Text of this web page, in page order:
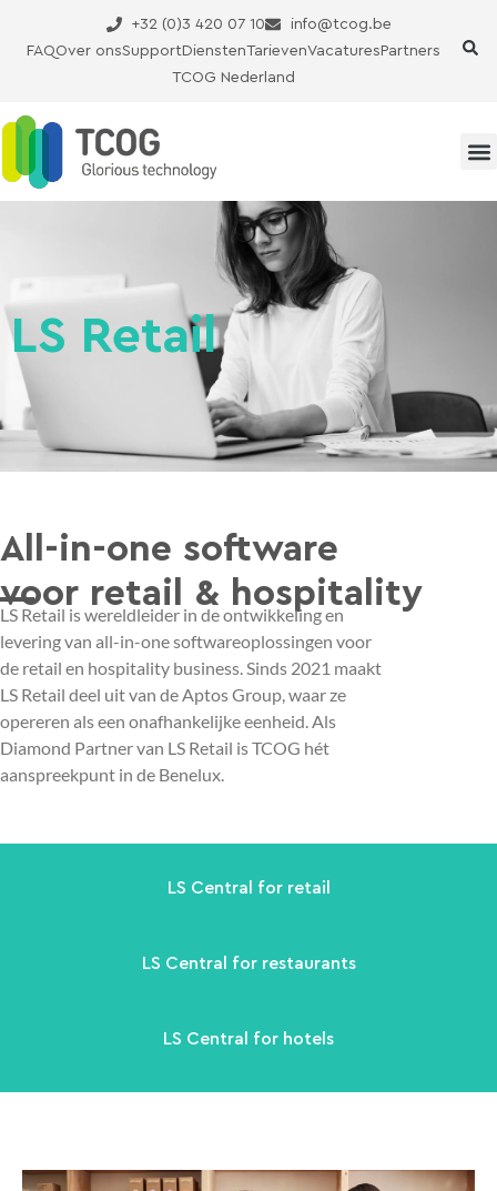
+32 (0)3 420 07 10
info@tcog.be
FAQOver onsSupportDienstenTarievenVacatures Partners
TCOG Nederland
LS Retail
All-in-one software
voor retail & hospitality
LS Retail is wereldleider in de ontwikkeling en
levering van all-in-one softwareoplossingen voor
de retail en hospitality business. Sinds 2021 maakt
LS Retail deel uit van de Aptos Group, waar ze
opereren als een onafhankelijke eenheid. Als
Diamond Partner van LS Retail is TCOG hét
aanspreekpunt in de Benelux.
LS Central for retail
LS Central for restaurants
LS Central for hotels